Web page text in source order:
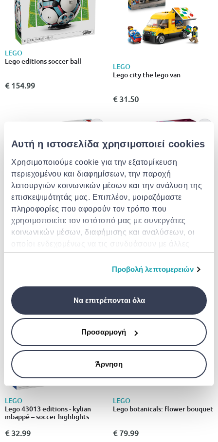
Αυτή η ιστοσελίδα χρησιμοποιεί cookies
Χρησιμοποιούμε cookie για την εξατομίκευση
περιεχομένου και διαφημίσεων, την παροχή
λειτουργιών κοινωνικών μέσων και την ανάλυση της
επισκεψιμότητάς μας. Επιπλέον, μοιραζόμαστε
πληροφορίες που αφορούν τον τρόπο που
χρησιμοποιείτε τον ιστότοπό μας με συνεργάτες
κοινωνικών μέσων, διαφήμισης και αναλύσεων, οι
οποίοι ενδεχομένως να τις συνδυάσουν με άλλες
πληροφορίες που τους έχετε παραχωρήσει ή τις
οποίες έχουν συλλέξει σε σχέση με την από μέρους
Προβολή λεπτομερειών
Να επιτρέπονται όλα
Προσαρμογή
Άρνηση
LEGO
Lego editions soccer ball
€ 154.99
LEGO
Lego city the lego van
€ 31.50
LEGO
Lego 11509 botanical -
flowering cactus
LEGO
Lego 43013 editions - kylian
mbappé – soccer highlights
€ 32.99
LEGO
Lego botanicals: flower bouquet
€ 79.99